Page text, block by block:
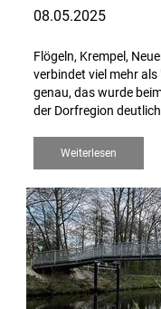
08.05.2025
Flögeln, Krempel,
verbindet viel mehr
genau, das wurde
der Dorfregion
Weiterlesen